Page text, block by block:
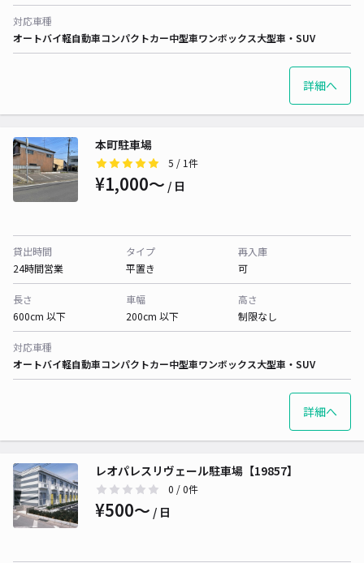
対応車種
オートバイ軽自動車コンパクトカー中型車ワンボックス大型車・SUV
詳細へ
本町駐車場
5 / 1件
¥1,000〜 / 日
貸出時間
24時間営業
タイプ
平置き
再入庫
可
長さ
600cm 以下
車幅
200cm 以下
高さ
制限なし
対応車種
オートバイ軽自動車コンパクトカー中型車ワンボックス大型車・SUV
詳細へ
レオパレスリヴェール駐車場【19857】
0 / 0件
¥500〜 / 日